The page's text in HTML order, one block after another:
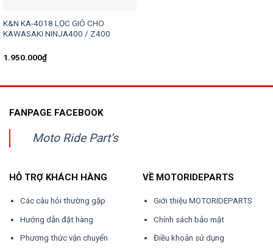
K&N KA-4018 LỌC GIÓ CHO
KAWASAKI NINJA400 / Z400
1.950.000₫
FANPAGE FACEBOOK
Moto Ride Part’s
HỖ TRỢ KHÁCH HÀNG
Các câu hỏi thường gặp
Hướng dẫn đặt hàng
Phương thức vận chuyển
VỀ MOTORIDEPARTS
Giới thiệu MOTORIDEPARTS
Chính sách bảo mật
Điều khoản sử dụng